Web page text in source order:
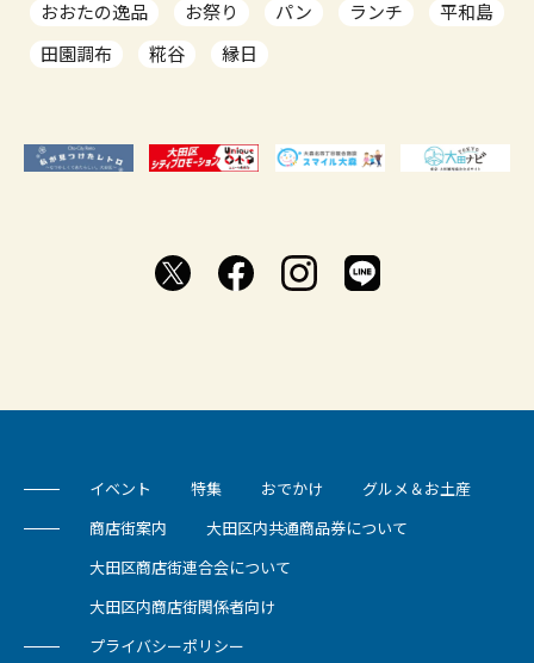
おおたの逸品
お祭り パン ランチ
平和島
田園調布
糀谷 縁日
イベント 特集 おでかけ グルメ＆お土産
商店街案内 大田区内共通商品券について
大田区商店街連合会について
大田区内商店街関係者向け
プライバシーポリシー